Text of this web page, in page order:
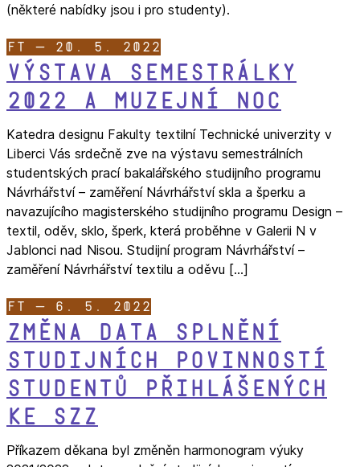
(některé nabídky jsou i pro studenty).
Výstava SEMESTRÁLKY
2022 a muzejní Noc
FT — 20. 5. 2022
Katedra designu Fakulty textilní Technické univerzity v
Liberci Vás srdečně zve na výstavu semestrálních
studentských prací bakalářského studijního programu
Návrhářství – zaměření Návrhářství skla a šperku a
navazujícího magisterského studijního programu Design –
textil, oděv, sklo, šperk, která proběhne v Galerii N v
Jablonci nad Nisou. Studijní program Návrhářství –
zaměření Návrhářství textilu a oděvu […]
Změna data splnění
studijních povinností
studentů přihlášených
ke SZZ
FT — 6. 5. 2022
Příkazem děkana byl změněn harmonogram výuky